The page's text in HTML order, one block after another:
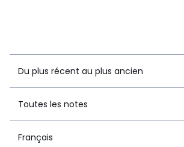
Du plus récent au plus ancien
Toutes les notes
Français